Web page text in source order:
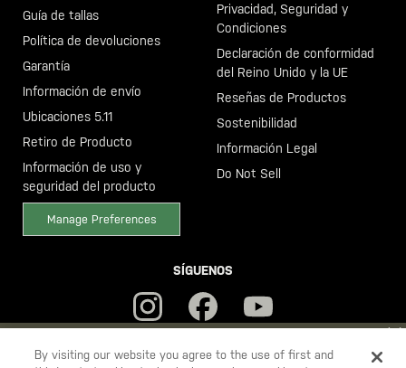
YOU ARE SHOPPING ON OURESPAÑA SITE. WOULD YOU LIKE
Guía de tallas
Política de devoluciones
Garantía
Información de envío
Ubicaciones 5.11
Retiro de Producto
Información de uso y
seguridad del producto
Manage Preferences
Privacidad, Seguridad y
Condiciones
Declaración de conformidad
del Reino Unido y la UE
Reseñas de Productos
Sostenibilidad
Información Legal
Do Not Sell
SÍGUENOS
By visiting our website you agree to the use of first and